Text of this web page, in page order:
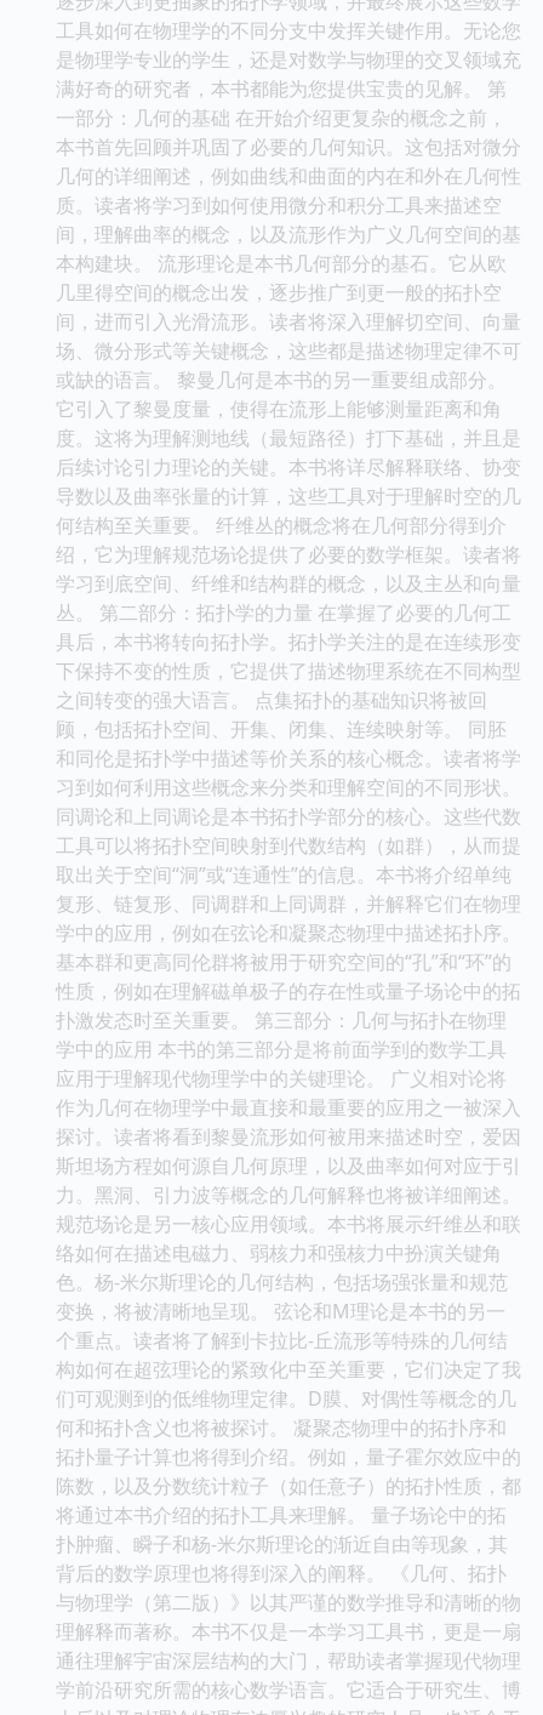
工具如何在物理学的不同分支中发挥关键作用。无论您
是物理学专业的学生，还是对数学与物理的交叉领域充
满好奇的研究者，本书都能为您提供宝贵的见解。 第
一部分：几何的基础 在开始介绍更复杂的概念之前，
本书首先回顾并巩固了必要的几何知识。这包括对微分
几何的详细阐述，例如曲线和曲面的内在和外在几何性
质。读者将学习到如何使用微分和积分工具来描述空
间，理解曲率的概念，以及流形作为广义几何空间的基
本构建块。 流形理论是本书几何部分的基石。它从欧
几里得空间的概念出发，逐步推广到更一般的拓扑空
间，进而引入光滑流形。读者将深入理解切空间、向量
场、微分形式等关键概念，这些都是描述物理定律不可
或缺的语言。 黎曼几何是本书的另一重要组成部分。
它引入了黎曼度量，使得在流形上能够测量距离和角
度。这将为理解测地线（最短路径）打下基础，并且是
后续讨论引力理论的关键。本书将详尽解释联络、协变
导数以及曲率张量的计算，这些工具对于理解时空的几
何结构至关重要。 纤维丛的概念将在几何部分得到介
绍，它为理解规范场论提供了必要的数学框架。读者将
学习到底空间、纤维和结构群的概念，以及主丛和向量
丛。 第二部分：拓扑学的力量 在掌握了必要的几何工
具后，本书将转向拓扑学。拓扑学关注的是在连续形变
下保持不变的性质，它提供了描述物理系统在不同构型
之间转变的强大语言。 点集拓扑的基础知识将被回
顾，包括拓扑空间、开集、闭集、连续映射等。 同胚
和同伦是拓扑学中描述等价关系的核心概念。读者将学
习到如何利用这些概念来分类和理解空间的不同形状。
同调论和上同调论是本书拓扑学部分的核心。这些代数
工具可以将拓扑空间映射到代数结构（如群），从而提
取出关于空间“洞”或“连通性”的信息。本书将介绍单纯
复形、链复形、同调群和上同调群，并解释它们在物理
学中的应用，例如在弦论和凝聚态物理中描述拓扑序。
基本群和更高同伦群将被用于研究空间的“孔”和“环”的
性质，例如在理解磁单极子的存在性或量子场论中的拓
扑激发态时至关重要。 第三部分：几何与拓扑在物理
学中的应用 本书的第三部分是将前面学到的数学工具
应用于理解现代物理学中的关键理论。 广义相对论将
作为几何在物理学中最直接和最重要的应用之一被深入
探讨。读者将看到黎曼流形如何被用来描述时空，爱因
斯坦场方程如何源自几何原理，以及曲率如何对应于引
力。黑洞、引力波等概念的几何解释也将被详细阐述。
规范场论是另一核心应用领域。本书将展示纤维丛和联
络如何在描述电磁力、弱核力和强核力中扮演关键角
色。杨-米尔斯理论的几何结构，包括场强张量和规范
变换，将被清晰地呈现。 弦论和M理论是本书的另一
个重点。读者将了解到卡拉比-丘流形等特殊的几何结
构如何在超弦理论的紧致化中至关重要，它们决定了我
们可观测到的低维物理定律。D膜、对偶性等概念的几
何和拓扑含义也将被探讨。 凝聚态物理中的拓扑序和
拓扑量子计算也将得到介绍。例如，量子霍尔效应中的
陈数，以及分数统计粒子（如任意子）的拓扑性质，都
将通过本书介绍的拓扑工具来理解。 量子场论中的拓
扑肿瘤、瞬子和杨-米尔斯理论的渐近自由等现象，其
背后的数学原理也将得到深入的阐释。 《几何、拓扑
与物理学（第二版）》以其严谨的数学推导和清晰的物
理解释而著称。本书不仅是一本学习工具书，更是一扇
通往理解宇宙深层结构的大门，帮助读者掌握现代物理
学前沿研究所需的核心数学语言。它适合于研究生、博